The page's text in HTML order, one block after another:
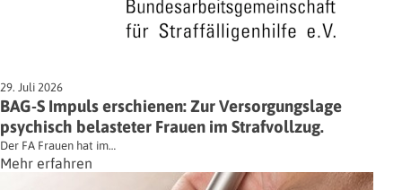
29. Juli 2026
BAG-S Impuls erschienen: Zur Versorgungslage
psychisch belasteter Frauen im Strafvollzug.
Der FA Frauen hat im…
Mehr erfahren